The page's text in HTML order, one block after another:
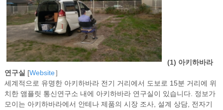
(1) 아키하바라
연구실 [Website］
세계적으로 유명한 아키하바라 전기 거리에서 도보로 15분 거리에 위
치한 앰플릿 통신연구소 내에 아키하바라 연구실이 있습니다. 정보가
모이는 아키하바라에서 안테나 제품의 시장 조사, 설계 상담, 전자기